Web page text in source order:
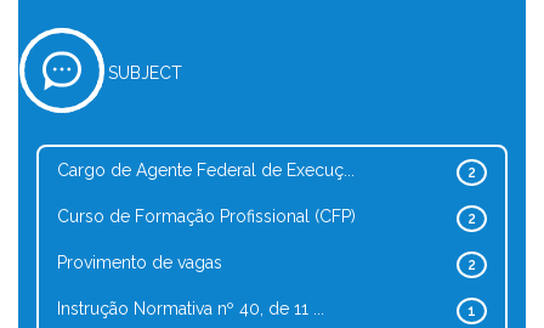
SUBJECT
2
Cargo de Agente Federal de Execuç...
2
Curso de Formação Profissional (CFP)
2
Provimento de vagas
1
Instrução Normativa nº 40, de 11 ...